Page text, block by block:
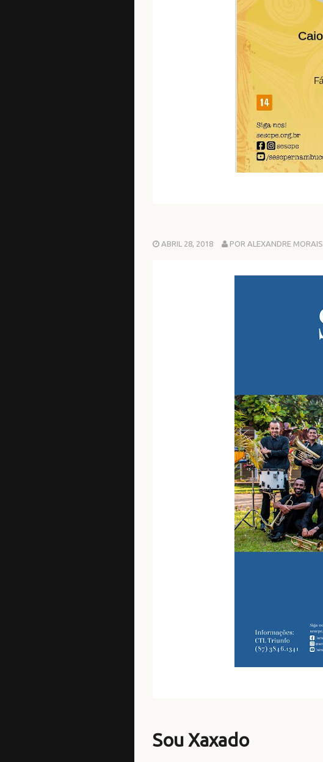
ABRIL 28, 2018 POR ALEXANDRE MORAIS
Sou Xaxado